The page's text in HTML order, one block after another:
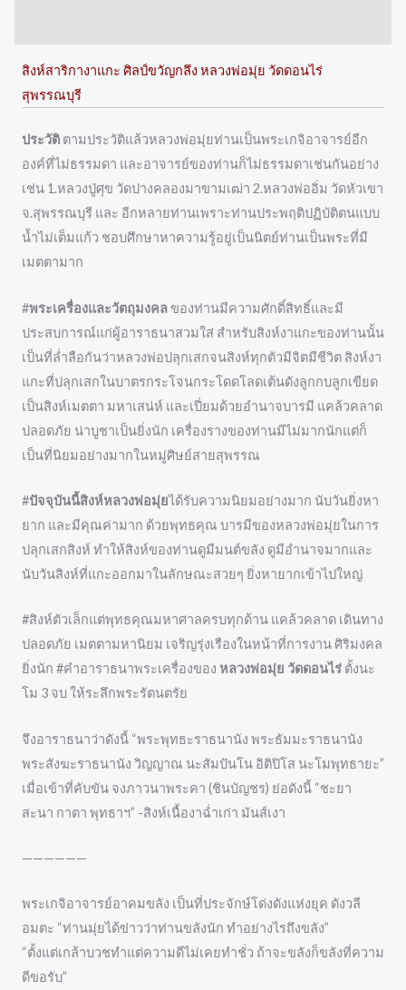
สิงห์สาริกางาแกะ ศิลป์ขวัญกลึง หลวงพ่อมุ่ย วัดดอนไร่
สุพรรณบุรี
ประวัติ ตามประวัติแล้วหลวงพ่อมุ่ยท่านเป็นพระเกจิอาจารย์อีก
องค์ที่ไม่ธรรมดา และอาจารย์ของท่านก็ไม่ธรรมดาเช่นกันอย่าง
เช่น 1.หลวงปู่ศุข วัดปางคลองมาขามเฒ่า 2.หลวงพ่ออิ่ม วัดหัวเขา
จ.สุพรรณบุรี และ อีกหลายท่านเพราะท่านประพฤติปฏิบัติตนแบบ
น้ำไม่เต็มแก้ว ชอบศึกษาหาความรู้อยู่เป็นนิตย์ท่านเป็นพระที่มี
เมตตามาก
#พระเครื่องและวัตถุมงคลของท่านมีความศักดิ์สิทธิ์และมี
ประสบการณ์แก่ผู้อาราธนาสวมใส่ สำหรับสิงห์งาแกะของท่านนั้น
เป็นที่ล่ำลือกันว่าหลวงพ่อปลุกเสกจนสิงห์ทุกตัวมีจิตมีชีวิต สิงห์งา
แกะที่ปลุกเสกในบาตรกระโจนกระโดดโลดเต้นดังลูกกบลูกเขียด
เป็นสิงห์เมตตา มหาเสน่ห์ และเปี่ยมด้วยอำนาจบารมี แคล้วคลาด
ปลอดภัย น่าบูชาเป็นยิ่งนัก เครื่องรางของท่านมีไม่มากนักแต่ก็
เป็นที่นิยมอย่างมากในหมู่ศิษย์สายสุพรรณ
#ปัจจุบันนี้สิงห์หลวงพ่อมุ่ยได้รับความนิยมอย่างมาก นับวันยิ่งหา
ยาก และมีคุณค่ามาก ด้วยพุทธคุณ บารมีของหลวงพ่อมุ่ยในการ
ปลุกเสกสิงห์ ทำให้สิงห์ของท่านดูมีมนต์ขลัง ดูมีอำนาจมากและ
นับวันสิงห์ที่แกะออกมาในลักษณะสวยๆ ยิ่งหายากเข้าไปใหญ่
#สิงห์ตัวเล็กแต่พุทธคุณมหาศาลครบทุกด้าน แคล้วคลาด เดินทาง
ปลอดภัย เมตตามหานิยม เจริญรุ่งเรืองในหน้าที่การงาน ศิริมงคล
ยิ่งนัก #คำอาราธนาพระเครื่องของ หลวงพ่อมุ่ย วัดดอนไร่ ตั้งนะ
โม 3 จบ ให้ระลึกพระรัตนตรัย
จึงอาราธนาว่าดังนี้ “พระพุทธะราธนานัง พระธัมมะราธนานัง
พระสังฆะราธนานัง วิญญาณ นะสัมปันโน อิติปิโส นะโมพุทธายะ”
เมื่อเข้าที่คับขัน จงภาวนาพระคา (ชินบัญชร) ย่อดังนี้ “ชะยา
สะนา กาตา พุทธาฯ” -สิงห์เนื้องาฉ่ำเก่า มันส์เงา
——————
พระเกจิอาจารย์อาคมขลัง เป็นที่ประจักษ์โด่งดังแห่งยุค ดังวลี
อมตะ “ท่านมุ่ยได้ข่าวว่าท่านขลังนัก ทำอย่างไรถึงขลัง”
“ตั้งแต่เกล้าบวชทำแต่ความดีไม่เคยทำชั่ว ถ้าจะขลังก็ขลังที่ความ
ดีขอรับ”